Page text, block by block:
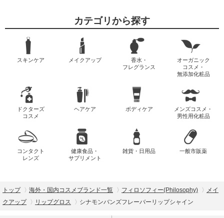
カテゴリから探す
スキンケア メイクアップ
香水・
フレグランス
オーガニック
コスメ・
無添加化粧品
ドクターズ
コスメ
ヘアケア ボディケア
メンズコスメ・
男性用化粧品
コンタクト
レンズ
健康食品・
サプリメント
雑貨・日用品 一般市販薬
トップ 海外・国内コスメブランド一覧 フィロソフィー(Philosophy)
メイ
クアップ
リップグロス シナモンバンズフレーバーリップシャイン